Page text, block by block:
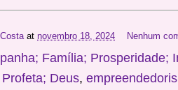
atnovembro 18, 2024 Nenhum
Família; Prosperidade;
Deus,